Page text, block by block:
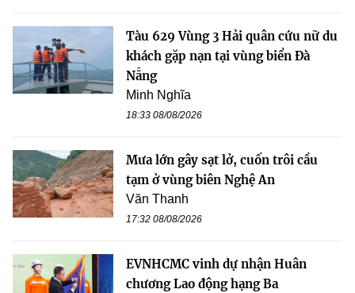
Tàu 629 Vùng 3 Hải quân cứu nữ du
khách gặp nạn tại vùng biển Đà
Nẵng
Minh Nghĩa
18:33 08/08/2026
Mưa lớn gây sạt lở, cuốn trôi cầu
tạm ở vùng biên Nghệ An
Văn Thanh
17:32 08/08/2026
EVNHCMC vinh dự nhận Huân
chương Lao động hạng Ba